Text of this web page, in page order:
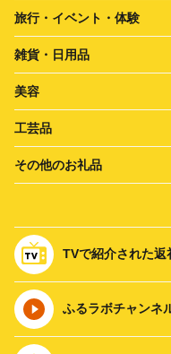
旅行・イベント・体験
雑貨・日用品
美容
工芸品
その他のお礼品
TVで紹介された返
ふるラボチャンネ